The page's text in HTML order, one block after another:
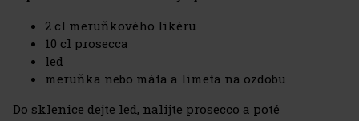
2 cl meruňkového likéru
10 cl prosecca
led
meruňka nebo máta a limeta na ozdobu
Do sklenice dejte led, nalijte prosecco a poté